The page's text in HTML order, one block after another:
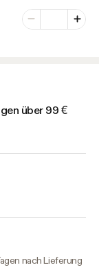
Minus
Anzahl der
Plus
über 99 €
nach Lieferung